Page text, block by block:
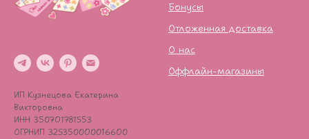
ИП Кузнецова Екатерина
Викторовна
ИНН 350701781553
ОГРНИП 325350000016600
Бонусы
Отложенная доставка
О нас
Оффлайн-магазины